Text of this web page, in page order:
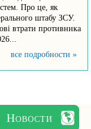
Про це, як
штабу ЗСУ.
втрати противника
все подробности »
Новости